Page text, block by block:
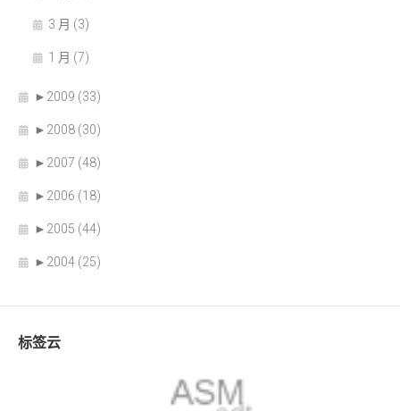
3 月 (3)
1 月 (7)
► 2009 (33)
► 2008 (30)
► 2007 (48)
► 2006 (18)
► 2005 (44)
► 2004 (25)
标签云